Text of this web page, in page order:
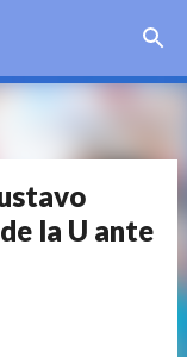
la U ante